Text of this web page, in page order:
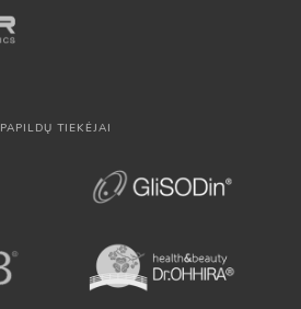
PAPILDŲ TIEKĖJAI